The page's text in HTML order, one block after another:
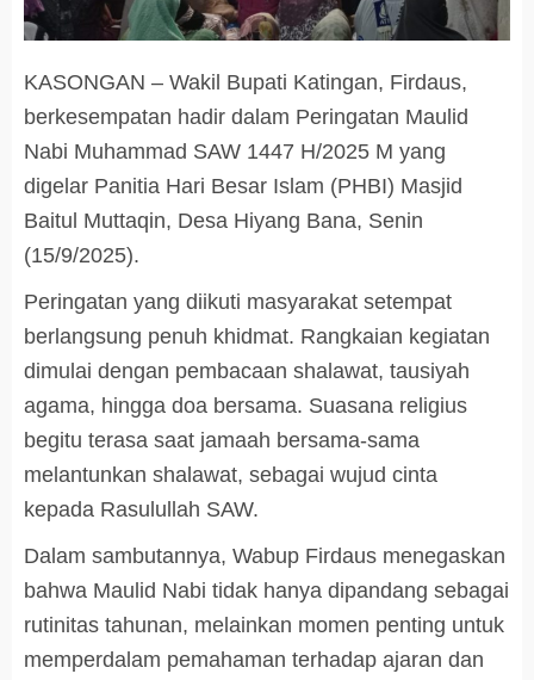
KASONGAN – Wakil Bupati Katingan, Firdaus,
berkesempatan hadir dalam Peringatan Maulid
Nabi Muhammad SAW 1447 H/2025 M yang
digelar Panitia Hari Besar Islam (PHBI) Masjid
Baitul Muttaqin, Desa Hiyang Bana, Senin
(15/9/2025).
Peringatan yang diikuti masyarakat setempat
berlangsung penuh khidmat. Rangkaian kegiatan
dimulai dengan pembacaan shalawat, tausiyah
agama, hingga doa bersama. Suasana religius
begitu terasa saat jamaah bersama-sama
melantunkan shalawat, sebagai wujud cinta
kepada Rasulullah SAW.
Dalam sambutannya, Wabup Firdaus menegaskan
bahwa Maulid Nabi tidak hanya dipandang sebagai
rutinitas tahunan, melainkan momen penting untuk
memperdalam pemahaman terhadap ajaran dan